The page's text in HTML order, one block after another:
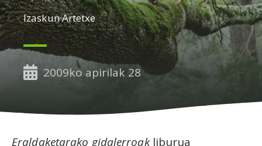
Izaskun Artetxe
2009ko apirilak 28
Eraldaketarako gidalerroakliburua